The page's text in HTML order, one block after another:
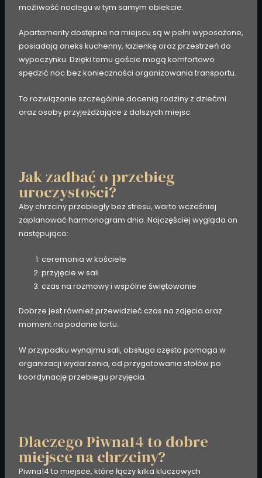
możliwość noclegu w tym samym obiekcie.
Apartamenty dostępne na miejscu są w pełni wyposażone,
posiadają aneks kuchenny, łazienkę oraz przestrzeń do
wypoczynku. Dzięki temu goście mogą komfortowo
spędzić noc bez konieczności organizowania transportu.
To rozwiązanie szczególnie docenią rodziny z dziećmi
oraz osoby przyjeżdżające z dalszych miejsc.
Jak zadbać o przebieg
uroczystości?
Aby chrzciny przebiegły bez stresu, warto wcześniej
zaplanować harmonogram dnia. Najczęściej wygląda on
następująco:
ceremonia w kościele
przyjęcie w sali
czas na rozmowy i wspólne świętowanie
Dobrze jest również przewidzieć czas na zdjęcia oraz
moment na podanie tortu.
W przypadku wynajmu sali, obsługa często pomaga w
organizacji wydarzenia, od przygotowania stołów po
koordynację przebiegu przyjęcia.
Dlaczego Piwna14 to dobre
miejsce na chrzciny?
Piwna14 to miejsce, które łączy kilka kluczowych